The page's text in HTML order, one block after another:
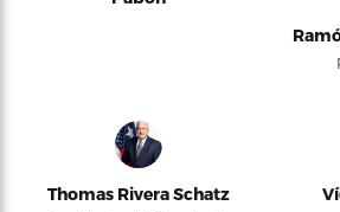
Thomas Rivera Schatz